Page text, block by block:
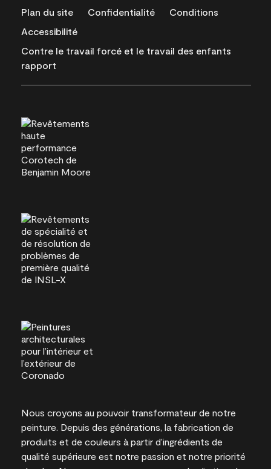
Plan du site Confidentialité
Conditions
Accessibilité
Contre le travail forcé et le travail des enfants
rapport
Nous croyons au pouvoir transformateur de notre
peinture. Depuis des générations, la fabrication de
produits et de couleurs à partir d’ingrédients de
qualité supérieure est notre passion et notre priorité